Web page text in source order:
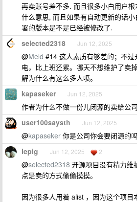
再卖账号差不多. 而且很多小白用户
什么意思, 而且如果有自动更新的话
署的版本是不是已经被修改了.
selected2318 Jun 12, 2025
@Meld #14 这人素质有够差的；不
电，比上班还累。哪天不想维护了卖
解为什么有这么多人喷。
kapaseker Jun 12, 2025
作者为什么不做一份儿闭源的卖给公司
user100saysth Jun 12, 2025
@kapaseker 你是公司你会要闭源的吗
lepig Jun 12, 2025 2
@selected2318 开源项目没有精力维
点是卖的方式偷偷摸摸。
因为很多人用着 alist ，因为这个项目